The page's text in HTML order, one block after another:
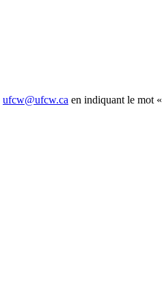
ufcw@ufcw.ca en indiquant le mot «